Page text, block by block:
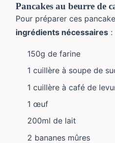
Pancakes au beurre de
Pour préparer ces
ingrédients nécessaires :
150g de farine
1 cuillère à soupe de
1 cuillère à café de
1 œuf
200ml de lait
2 bananes mûres